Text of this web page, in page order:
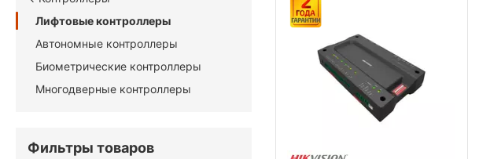
Лифтовые контроллеры
Автономные контроллеры
Биометрические контроллеры
Многодверные контроллеры
Фильтры товаров